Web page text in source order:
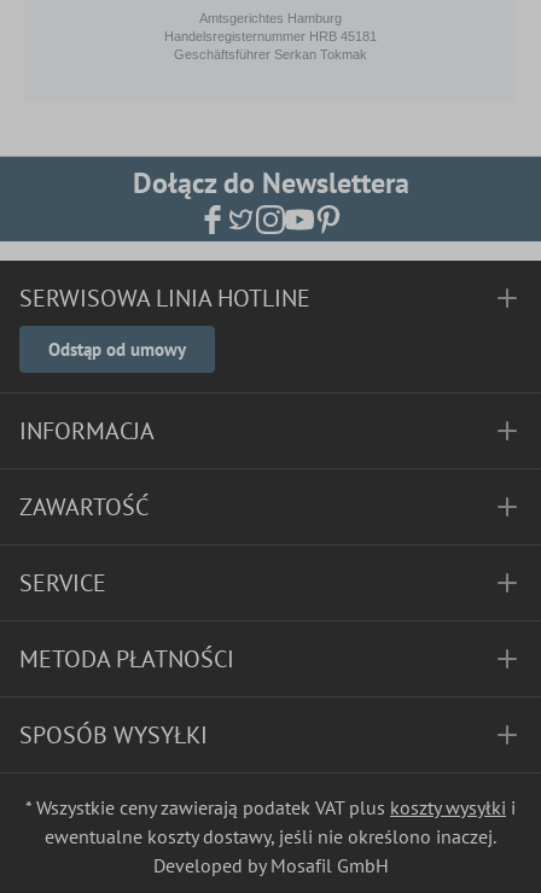
Amtsgerichtes Hamburg
Handelsregisternummer HRB 45181
Geschäftsführer Serkan Tokmak
Dołącz do Newslettera
SERWISOWA LINIA HOTLINE
Odstąp od umowy
INFORMACJA
ZAWARTOŚĆ
SERVICE
METODA PŁATNOŚCI
SPOSÓB WYSYŁKI
* Wszystkie ceny zawierają podatek VAT plus koszty wysyłki i
ewentualne koszty dostawy, jeśli nie określono inaczej.
Developed by Mosafil GmbH